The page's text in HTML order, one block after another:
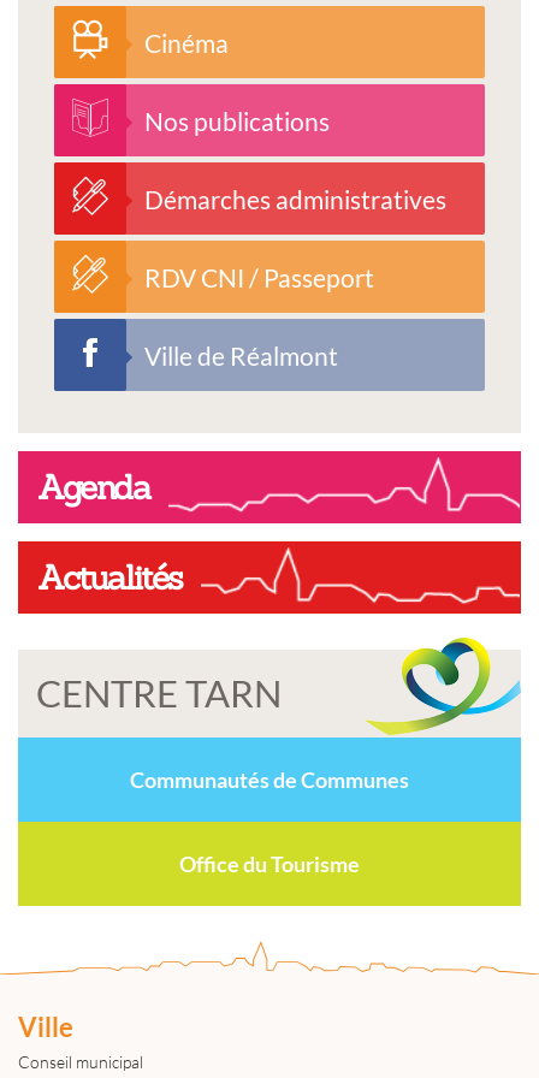
Cinéma
Nos publications
Démarches administratives
RDV CNI / Passeport
Ville de Réalmont
Agenda
Actualités
CENTRE TARN
Communautés de Communes
Office du Tourisme
Ville
Conseil municipal